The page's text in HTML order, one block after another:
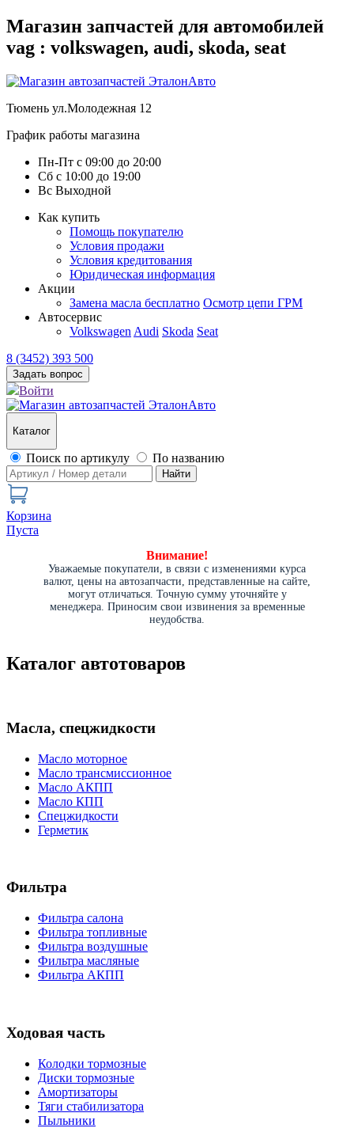
Магазин запчастей для автомобилей
vag : volkswagen, audi, skoda, seat
Тюмень ул.Молодежная 12
График работы магазина
Пн-Пт с 09:00 до 20:00
Сб с 10:00 до 19:00
Вс Выходной
Как купить
Помощь покупателю
Условия продажи
Условия кредитования
Юридическая информация
Акции
Замена масла бесплатно Осмотр цепи ГРМ
Автосервис
Volkswagen Audi Skoda Seat
8 (3452) 393 500
Задать вопрос
Войти
Каталог
Поиск по артикулу По названию
Найти
Корзина
Пуста
Внимание!
Уважаемые покупатели, в связи с изменениями курса
валют, цены на автозапчасти, представленные на сайте,
могут отличаться. Точную сумму уточняйте у
менеджера. Приносим свои извинения за временные
неудобства.
Каталог автотоваров
Масла, спецжидкости
Масло моторное
Масло трансмиссионное
Масло АКПП
Масло КПП
Спецжидкости
Герметик
Фильтра
Фильтра салона
Фильтра топливные
Фильтра воздушные
Фильтра масляные
Фильтра АКПП
Ходовая часть
Колодки тормозные
Диски тормозные
Амортизаторы
Тяги стабилизатора
Пыльники